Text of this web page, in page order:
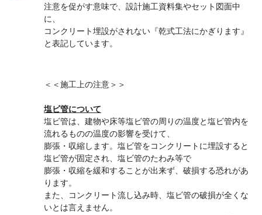
注意を促がす意味で、設計施工資料集やセット図面中
に、
コンクリート埋設がされない『乾式工法にかぎります』
と表記しています。
＜＜施工上の注意＞＞
塩ビ管について
塩ビ管は、建物や床等塩ビ管の周りの温度と塩ビ管内を
流れるものの温度の影響を受けて、
膨張・収縮します。塩ビ管をコンクリートに埋設すると
塩ビ管が固定され、塩ビ管のたわみ等で
膨張・収縮を緩和することが出来ず、破損する恐れがあ
ります。
また、コンクリート流し込み時、塩ビ管の破損が全くな
いとは言えません。